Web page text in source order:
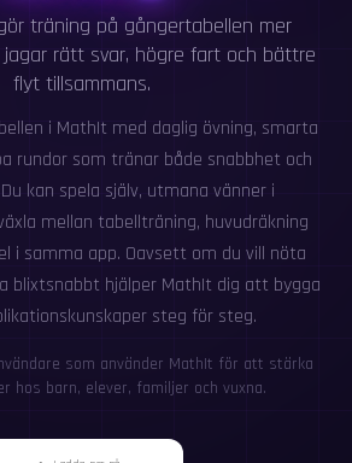
träning på gångertabellen mer
rätt svar, högre fart och bättre
flyt tillsammans.
i MathIt med daglig övning, smarta
rundor som tränar både snabbhet och
kan spela själv, utmana vänner i
mellan tabellträning, huvudräkning
i samma app. Oavsett om du vill nöta
blixtsnabbt hjälper MathIt dig att bygga
steg för steg.
som använder MathIt för att stärka
hos barn, elever, familjer och vuxna.